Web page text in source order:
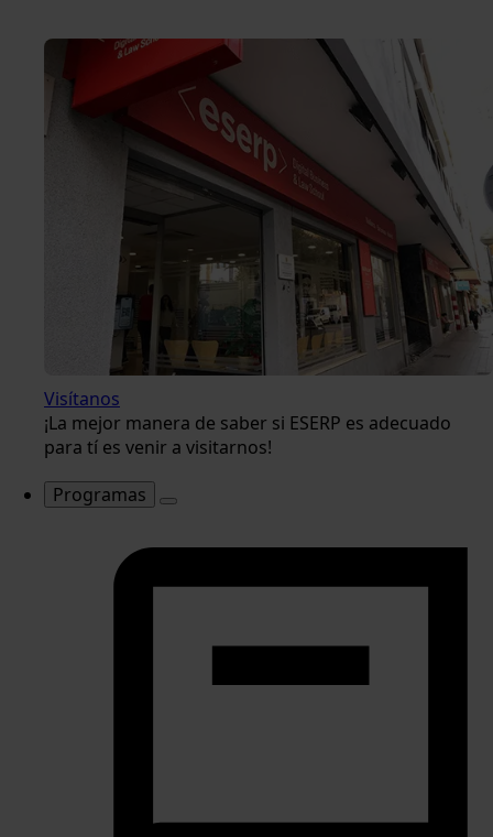
Visítanos
¡La mejor manera de saber si ESERP es adecuado
para tí es venir a visitarnos!
Programas